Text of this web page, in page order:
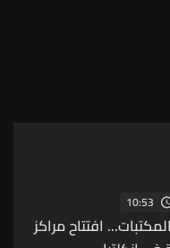
10:53
افتتاح مراكز